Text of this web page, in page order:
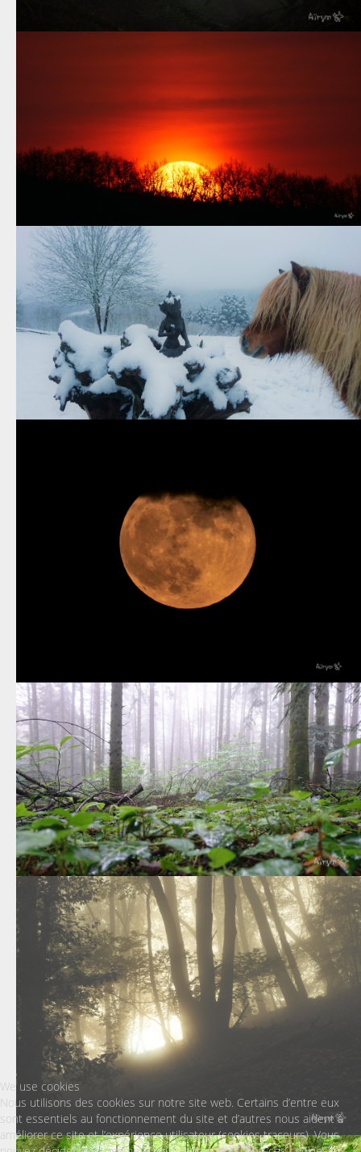
We use cookies
Nous utilisons des cookies sur notre site web. Certains d’entre eux
sont essentiels au fonctionnement du site et d’autres nous aident à
améliorer ce site et l’expérience utilisateur (cookies traceurs). Vous